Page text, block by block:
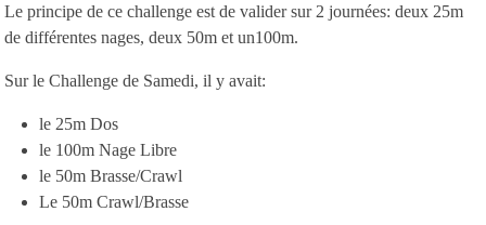
Le principe de ce challenge est de valider sur 2 journées: deux 25m
de différentes nages, deux 50m et un100m.
Sur le Challenge de Samedi, il y avait:
le 25m Dos
le 100m Nage Libre
le 50m Brasse/Crawl
Le 50m Crawl/Brasse